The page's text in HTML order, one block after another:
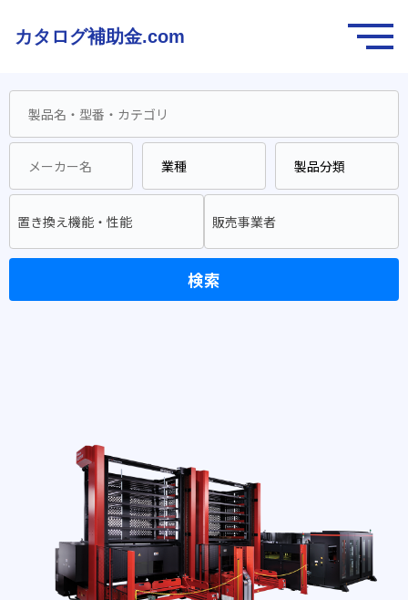
カタログ補助金.com
置き換え機能・性能 販売事業者
検索